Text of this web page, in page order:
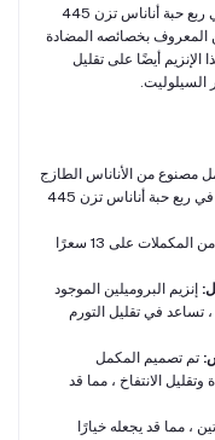
من المكملات على المكونات النشطة الموجودة في ربع حبة أناناس تزن 445
المعروف بخصائصه المضادة
أيضًا على تقليل
السيلوليت.
مصنوع من الأناناس الطازج
ويحتوي على المكونات النشطة الموجودة في ربع حبة أناناس تزن 445
تحتوي كل حصة من المكملات على 13 سعرًا
إنزيم البروميلين الموجود
تساعد في تقليل التورم
تم تصميم المكمل
الانتفاخ ، مما قد
، مما قد يجعله خيارًا